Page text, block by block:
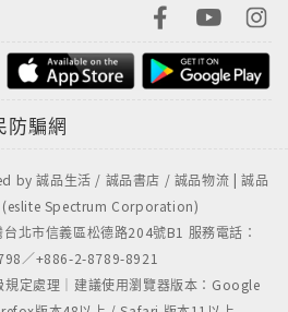
防騙網
by 誠品生活 / 誠品書店 / 誠品物流 | 誠品
(eslite Spectrum Corporation)
北市信義區松德路204號B1 服務電話：
／+886-2-8789-8921
定處理｜建議使用瀏覽器版本：Google